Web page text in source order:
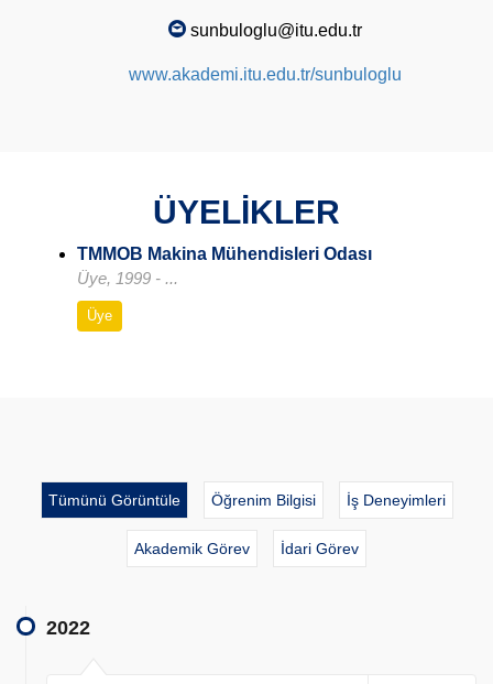
sunbuloglu@itu.edu.tr
www.akademi.itu.edu.tr/sunbuloglu
ÜYELİKLER
TMMOB Makina Mühendisleri Odası
Üye, 1999 - ...
Üye
Tümünü Görüntüle Öğrenim Bilgisi İş Deneyimleri
Akademik Görev İdari Görev
2022